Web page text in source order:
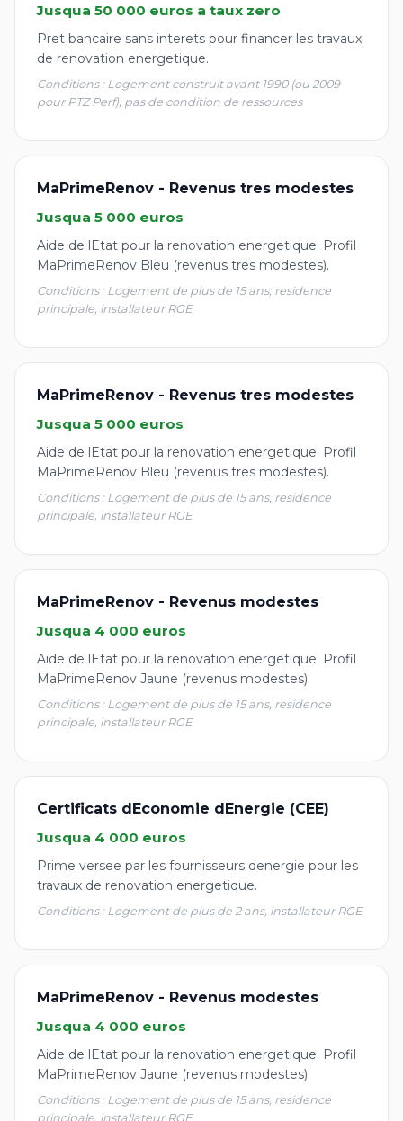
Jusqua 50 000 euros a taux zero
Pret bancaire sans interets pour financer les travaux
de renovation energetique.
Conditions : Logement construit avant 1990 (ou 2009
pour PTZ Perf), pas de condition de ressources
MaPrimeRenov - Revenus tres modestes
Jusqua 5 000 euros
Aide de lEtat pour la renovation energetique. Profil
MaPrimeRenov Bleu (revenus tres modestes).
Conditions : Logement de plus de 15 ans, residence
principale, installateur RGE
MaPrimeRenov - Revenus tres modestes
Jusqua 5 000 euros
Aide de lEtat pour la renovation energetique. Profil
MaPrimeRenov Bleu (revenus tres modestes).
Conditions : Logement de plus de 15 ans, residence
principale, installateur RGE
MaPrimeRenov - Revenus modestes
Jusqua 4 000 euros
Aide de lEtat pour la renovation energetique. Profil
MaPrimeRenov Jaune (revenus modestes).
Conditions : Logement de plus de 15 ans, residence
principale, installateur RGE
Certificats dEconomie dEnergie (CEE)
Jusqua 4 000 euros
Prime versee par les fournisseurs denergie pour les
travaux de renovation energetique.
Conditions : Logement de plus de 2 ans, installateur RGE
MaPrimeRenov - Revenus modestes
Jusqua 4 000 euros
Aide de lEtat pour la renovation energetique. Profil
MaPrimeRenov Jaune (revenus modestes).
Conditions : Logement de plus de 15 ans, residence
principale, installateur RGE